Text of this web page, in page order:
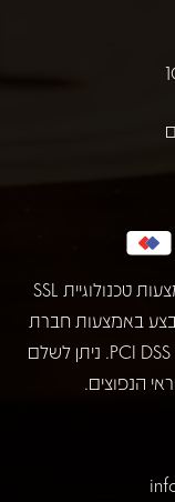
האתר מאובטח ברמת הצפנה גבוהה באמצעות טכנולוגיית SSL
באמצעות חברת
COMAX בהתאם לתקן האבטחה המחמיר PCI DSS. ניתן לשלם
הנפוצים.